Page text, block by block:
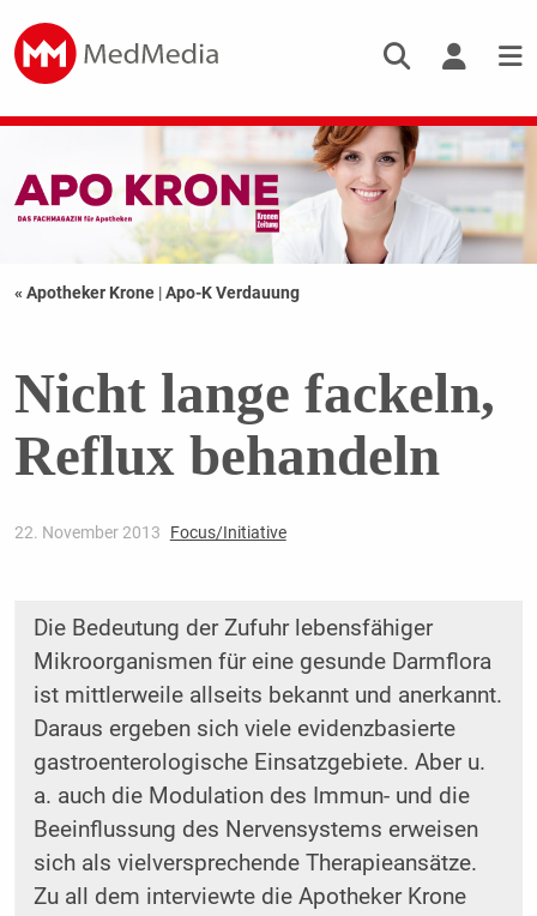
« Apotheker Krone |Apo-K Verdauung
Nicht lange fackeln,
Reflux behandeln
22. November 2013 Focus/Initiative
Die Bedeutung der Zufuhr lebensfähiger
Mikroorganismen für eine gesunde Darmflora
ist mittlerweile allseits bekannt und anerkannt.
Daraus ergeben sich viele evidenzbasierte
gastroenterologische Einsatzgebiete. Aber u.
a. auch die Modulation des Immun- und die
Beeinflussung des Nervensystems erweisen
sich als vielversprechende Therapieansätze.
Zu all dem interviewte die Apotheker Krone